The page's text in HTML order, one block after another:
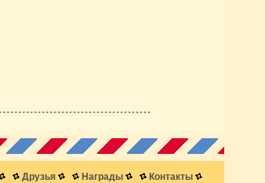
Друзья Награды Контакты